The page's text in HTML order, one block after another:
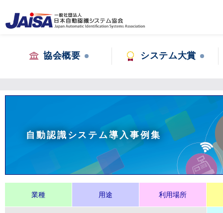
協会概要 システム大賞
自動認識システム導入事例集
業種 用途 利用場所